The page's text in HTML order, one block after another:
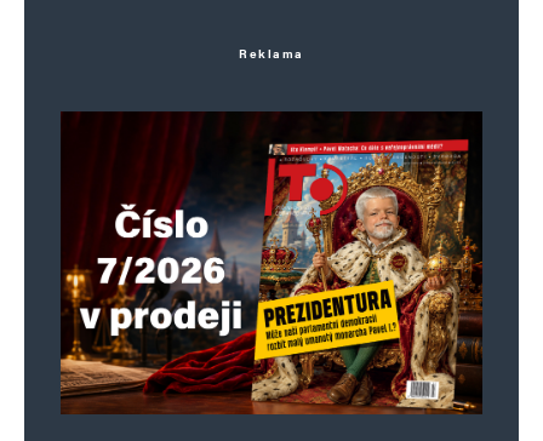
Webová stránka
Uložit do prohlížeče jméno, e-mail a webovou stránku pro budoucí
Informujte mě o nových komentářích e-mailem.
Informujte mě o nových příspěvcích e-mailem.
Alternative:
Reklama